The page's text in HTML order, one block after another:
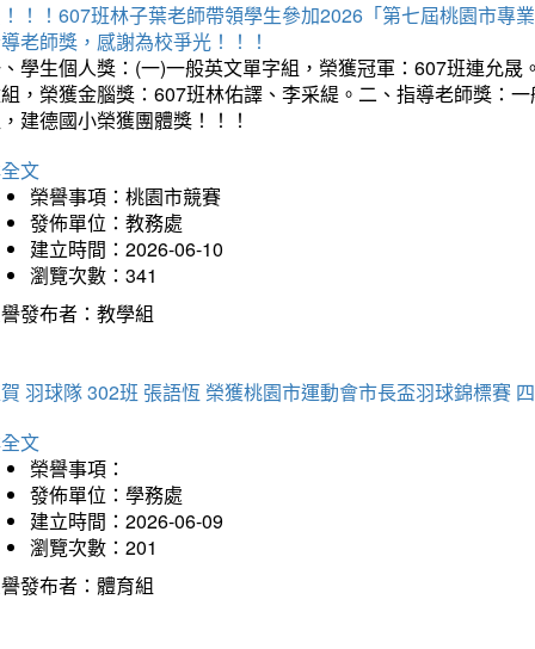
！！607班林子葉老師帶領學生參加2026「第七屆桃園市專
老師獎，感謝為校爭光！！！
學生個人獎：(一)一般英文單字組，榮獲冠軍：607班連允
，榮獲金腦獎：607班林佑譯、李采緹。二、指導老師獎：
建德國小榮獲團體獎！！！
文
榮譽事項：桃園市競賽
發佈單位：教務處
建立時間：2026-06-10
瀏覽次數：341
發布者：教學組
羽球隊 302班 張語恆 榮獲桃園市運動會市長盃羽球錦標賽
文
榮譽事項：
發佈單位：學務處
建立時間：2026-06-09
瀏覽次數：201
發布者：體育組